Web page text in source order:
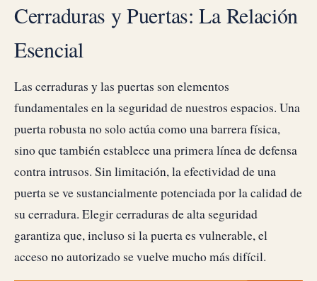
Cerraduras y Puertas: La Relación
Esencial
Las cerraduras y las puertas son elementos
fundamentales en la seguridad de nuestros espacios. Una
puerta robusta no solo actúa como una barrera física,
sino que también establece una primera línea de defensa
contra intrusos. Sin limitación, la efectividad de una
puerta se ve sustancialmente potenciada por la calidad de
su cerradura. Elegir cerraduras de alta seguridad
garantiza que, incluso si la puerta es vulnerable, el
acceso no autorizado se vuelve mucho más difícil.